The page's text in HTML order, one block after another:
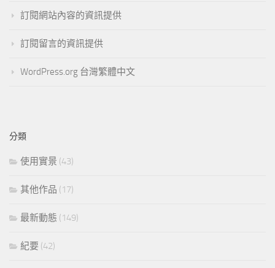
訂閱網站內容的資訊提供
訂閱留言的資訊提供
WordPress.org 台灣繁體中文
分類
使用實景 (43)
其他作品 (17)
最新動態 (149)
紀要 (42)